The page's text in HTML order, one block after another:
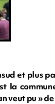
et plus
la
veut pu »